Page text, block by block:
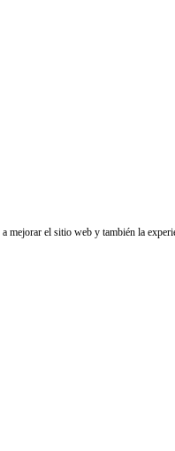
el sitio web y también la